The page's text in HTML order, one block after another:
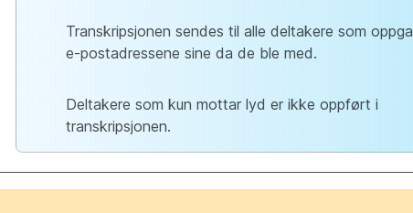
Transkripsjonen sendes til alle deltakere som oppga
e-postadressene sine da de ble med.
Deltakere som kun mottar lyd er ikke oppført i
transkripsjonen.